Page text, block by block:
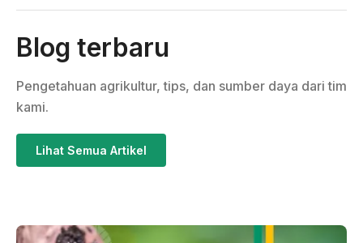
Blog terbaru
Pengetahuan agrikultur, tips, dan sumber daya dari tim
kami.
Lihat Semua Artikel